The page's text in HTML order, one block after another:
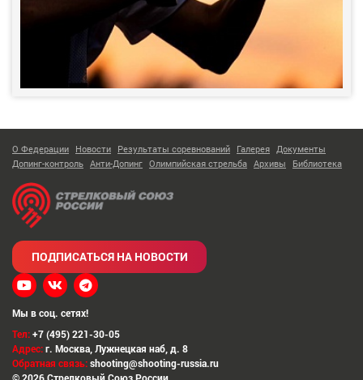
О Федерации Новости Результаты соревнований Галерея Документы
Допинг-контроль Анти-Допинг Олимпийская стрельба Архивы Библиотека
Тел:+7 (495) 221-30-05
Адрес:г. Москва,Лужнецкая наб, д. 8
Обратная связь:shooting@shooting-russia.ru
ПОДПИСАТЬСЯ НА НОВОСТИ
Мы в соц. сетях!